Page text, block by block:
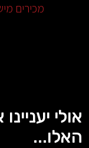
מכירים
אולי
האלו...